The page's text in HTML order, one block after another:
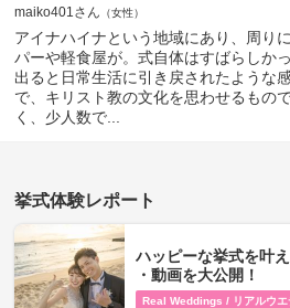
maiko401さん 女性
アイナハイナという地域にあり、周り
パーや軽食屋が。式自体はすばらしか
出ると日常生活に引き戻されたような
で、キリスト教の文化を思わせるもの
く、少人数で...
挙式体験レポート
ハッピーな挙式を叶
・動画を​大公開！
Real Weddings / リアルウエ